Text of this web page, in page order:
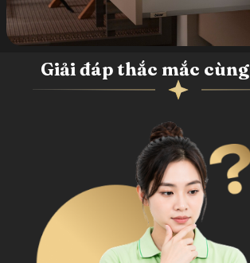
Giải đáp thắc mắc cùng